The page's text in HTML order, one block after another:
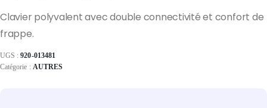
Clavier polyvalent avec double connectivité et confort de
frappe.
UGS :920-013481
Catégorie : AUTRES